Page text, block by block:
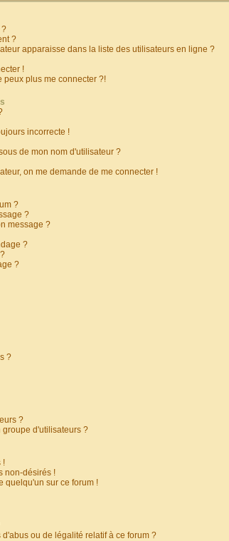
?
?
apparaisse dans la liste des utilisateurs en ligne ?
!
peux plus me connecter ?!
incorrecte !
de mon nom d'utilisateur ?
on me demande de me connecter !
?
?
message ?
?
?
?
?
d'utilisateurs ?
!
non-désirés !
quelqu'un sur ce forum !
ou de légalité relatif à ce forum ?